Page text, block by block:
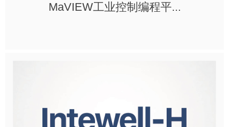
MaVIEW工业控制编程平...